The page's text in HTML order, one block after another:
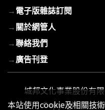
mail
→電子版雜誌訂閱
→關於網管人
→聯絡我們
→廣告刊登
城邦文化事業股份有
Copyright ©
本站使用cookie及相關技